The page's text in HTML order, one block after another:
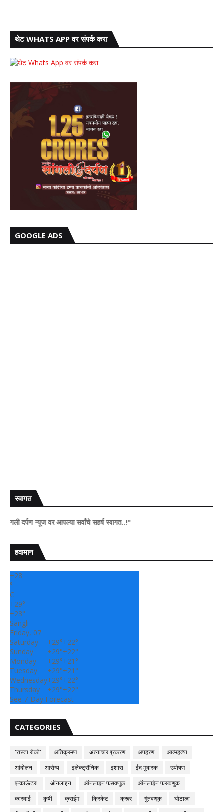
थेट WHATS APP वर संपर्क करा
GOOGLE ADS
स्वागत
न्यूज वर आपल्या सर्वांचे सहर्ष स्वागत..!"
हवामान
+28
°
C
+29°
+23°
Sangli
Friday, 07
Saturday
+29°+22°
Sunday
+29°+22°
Monday
+29°+21°
Tuesday
+29°+21°
Wednesday+29°+22°
Thursday
+29°+22°
See 7-Day Forecast
CATEGORIES
'रास्ता रोको' अतिक्रमण अत्याचार प्रकरण अपहरण
आत्महत्या
आंदोलन
आरोग्य इलेक्ट्रॉनिक इशारा ईद मुबारक
उपोषण
एन्काऊंटर!
ऑनलाइन ऑनलाइन फसवणूक
ऑनलाईन फसवणुक
कारवाई
कृषी क्राईम क्रिकेट क्रूर गुंतवणूक
घोटाळा